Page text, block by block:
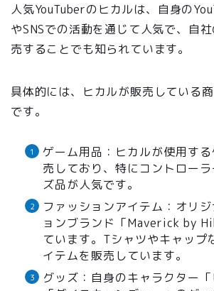
人気YouTuberのヒカルは、自身の
やSNSでの活動を通じて人気で、自
売することでも知られています。
具体的には、ヒカルが販売している
です。
ゲーム用品：ヒカルが使用す
売しており、特にコントロー
ズ品が人気です。
ファッションアイテム：オリ
ョンブランド「Maverick by
ています。Tシャツやキャップ
イテムを販売しています。
グッズ：自身のキャラクター